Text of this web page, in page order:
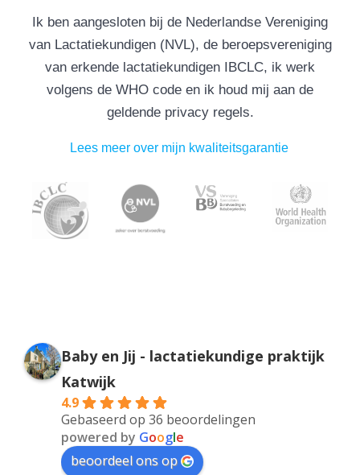
Ik ben aangesloten bij de Nederlandse Vereniging
van Lactatiekundigen (NVL), de beroepsvereniging
van erkende lactatiekundigen IBCLC, ik werk
volgens de WHO code en ik houd mij aan de
geldende privacy regels.
Lees meer over mijn kwaliteitsgarantie
Baby en Jij - lactatiekundige praktijk
Katwijk
4.9
Gebaseerd op 36 beoordelingen
powered by Google
beoordeel ons op